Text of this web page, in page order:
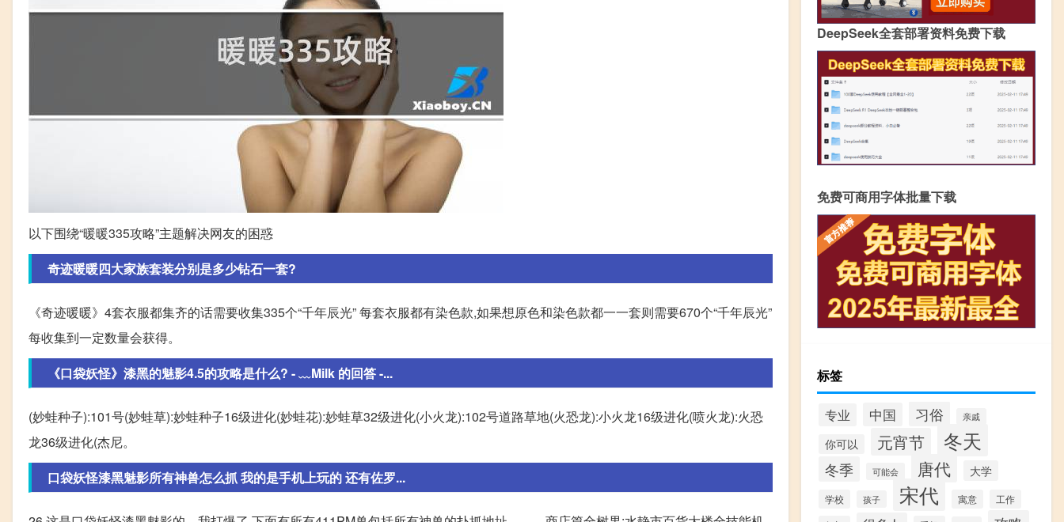
以下围绕“暖暖335攻略”主题解决网友的困惑
奇迹暖暖四大家族套装分别是多少钻石一套?
《奇迹暖暖》4套衣服都集齐的话需要收集335个“千年辰光” 每套衣服都有染色款,如果想原色和染色款都一一套则需要670个“千年辰光”
每收集到一定数量会获得。
《口袋妖怪》漆黑的魅影4.5的攻略是什么? - ﹏Milk 的回答 -...
(妙蛙种子):101号(妙蛙草):妙蛙种子16级进化(妙蛙花):妙蛙草32级进化(小火龙):102号道路草地(火恐龙):小火龙16级进化(喷火龙):火恐
龙36级进化(杰尼。
口袋妖怪漆黑魅影所有神兽怎么抓 我的是手机上玩的 还有佐罗...
DeepSeek全套部署资料免费下载
免费可商用字体批量下载
标签
专业 中国 习俗 亲戚
你可以 元宵节 冬天
冬季 可能会 唐代 大学
学校 孩子 宋代 寓意 工作